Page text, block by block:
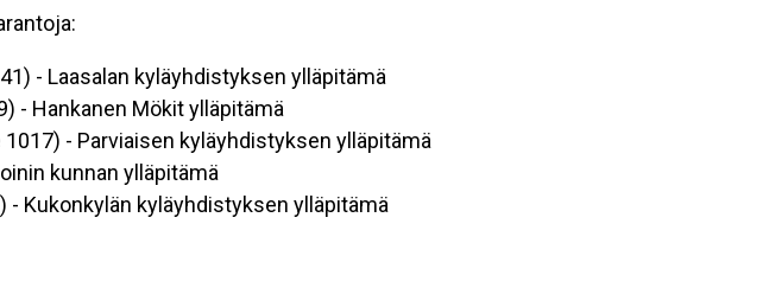
- Laasalan kyläyhdistyksen ylläpitämä
- Hankanen Mökit ylläpitämä
- Parviaisen kyläyhdistyksen ylläpitämä
kunnan ylläpitämä
- Kukonkylän kyläyhdistyksen ylläpitämä